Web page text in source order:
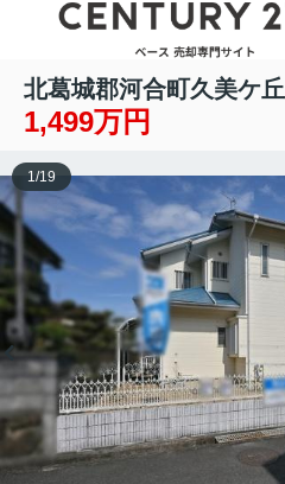
北葛城郡河合町久美ケ
1,499万円
1/19